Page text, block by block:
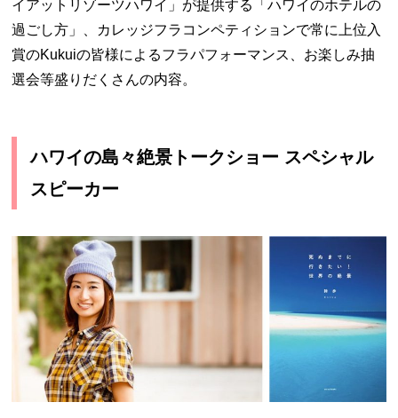
イアットリゾーツハワイ」が提供する「ハワイのホテルの
過ごし方」、カレッジフラコンペティションで常に上位入
賞のKukuiの皆様によるフラパフォーマンス、お楽しみ抽
選会等盛りだくさんの内容。
ハワイの島々絶景トークショー スペシャル
スピーカー